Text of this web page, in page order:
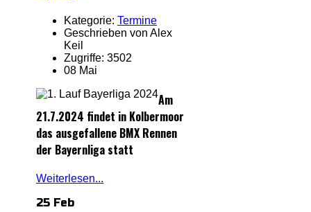
Kategorie: Termine
Geschrieben von Alex
Keil
Zugriffe: 3502
08 Mai
Am
21.7.2024 findet in Kolbermoor
das ausgefallene BMX Rennen
der Bayernliga statt
Weiterlesen...
25 Feb